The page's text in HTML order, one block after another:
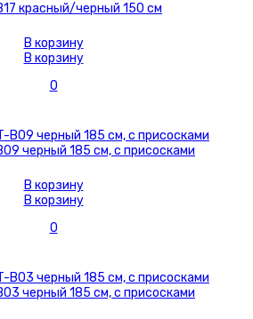
красный/черный 150 см
В корзину
В корзину
0
черный 185 см, с присосками
В корзину
В корзину
0
черный 185 см, с присосками